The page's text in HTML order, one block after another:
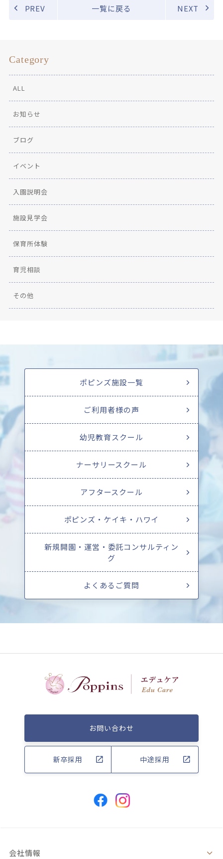
PREV 一覧に戻る NEXT
Category
ALL
お知らせ
ブログ
イベント
入園説明会
施設見学会
保育所体験
育児相談
その他
ポピンズ施設一覧
ご利用者様の声
幼児教育スクール
ナーサリースクール
アフタースクール
ポピンズ・ケイキ・ハワイ
新規開園・運営・委託コンサルティン
グ
よくあるご質問
お問い合わせ
新卒採用 中途採用
会社情報